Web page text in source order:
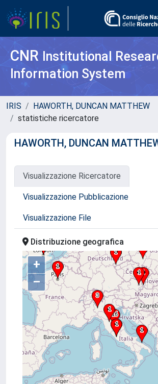
CNR Institutional
Information System
IRIS
HAWORTH, DUNCAN MATTHEW
statistiche ricercatore
HAWORTH, DUNCAN
Visualizzazione Ricercatore
Visualizzazione Pubblicazione
Visualizzazione File
Distribuzione geografica
+
–